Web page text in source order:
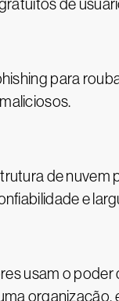
de
para
de nuvem
e
usam o